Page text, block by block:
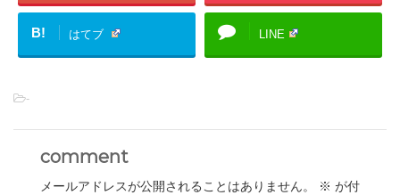
B! はてブ LINE
-
comment
メールアドレスが公開されることはありません。 ※ が付